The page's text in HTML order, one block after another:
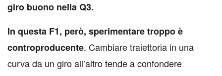
giro buono nella Q3.
In questa F1, però, sperimentare troppo è
controproducente. Cambiare traiettoria in una
curva da un giro all’altro tende a confondere